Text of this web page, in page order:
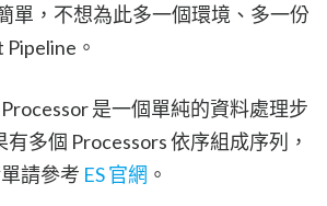
單，不想為此多一個環境、多一份
。
是一個單純的資料處理步
多個 Processors 依序組成序列，
請參考 ES 官網 。